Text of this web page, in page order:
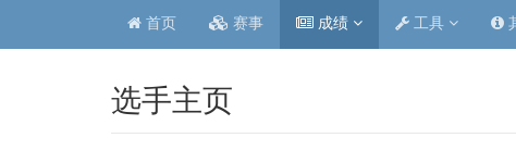
首页 赛事 成绩 工具
选手主页